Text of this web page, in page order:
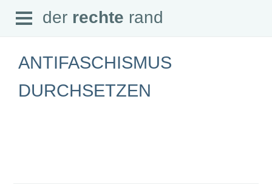
der rechte rand
Open
Menu
der rechte rand
ANTIFASCHISMUS
DURCHSETZEN